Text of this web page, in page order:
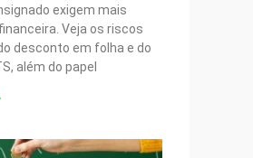
exigem mais
Veja os riscos
desconto em folha e do
além do papel